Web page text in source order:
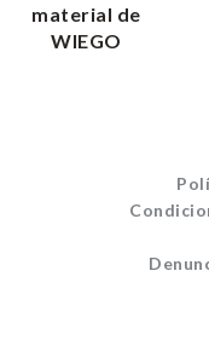
material de
WIEGO